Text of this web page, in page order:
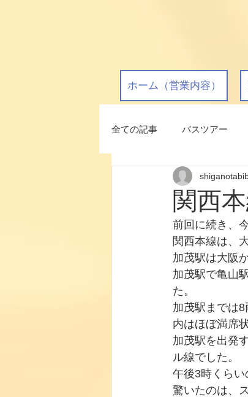
ホーム（営業内容）
全ての記事 バスツアー
関西
前回に続き、
関西本線は、
加茂駅は大阪
加茂駅で亀山
た。
加茂駅までは
内はほぼ満席
加茂駅を出発
ル線でした。
午後3時くらい
驚いたのは、